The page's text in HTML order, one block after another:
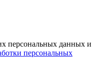
персональных данных и
персональных